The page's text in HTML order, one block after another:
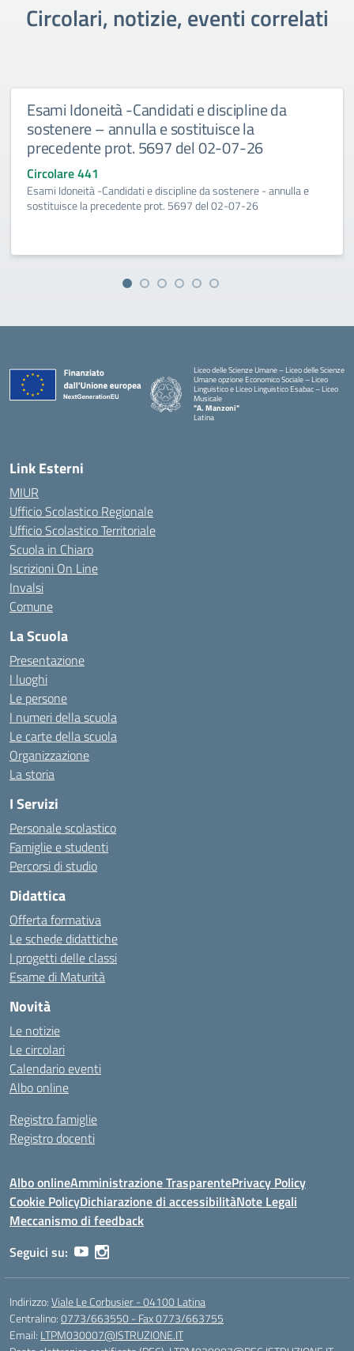
Circolari, notizie, eventi correlati
Esami Idoneità -Candidati e discipline da
sostenere – annulla e sostituisce la
precedente prot. 5697 del 02-07-26
Circolare 441
Esami Idoneità -Candidati e discipline da sostenere - annulla e
sostituisce la precedente prot. 5697 del 02-07-26
Liceo delle Scienze Umane – Liceo delle Scienze
Umane opzione Economico Sociale – Liceo
Linguistico e Liceo Linguistico Esabac – Liceo
Musicale
"A. Manzoni"
Latina
Link Esterni
MIUR
Ufficio Scolastico Regionale
Ufficio Scolastico Territoriale
Scuola in Chiaro
Iscrizioni On Line
Invalsi
Comune
La Scuola
Presentazione
I luoghi
Le persone
I numeri della scuola
Le carte della scuola
Organizzazione
La storia
I Servizi
Personale scolastico
Famiglie e studenti
Percorsi di studio
Didattica
Offerta formativa
Le schede didattiche
I progetti delle classi
Esame di Maturità
Novità
Le notizie
Le circolari
Calendario eventi
Albo online
Registro famiglie
Registro docenti
Albo onlineAmministrazione TrasparentePrivacy Policy
Cookie PolicyDichiarazione di accessibilitàNote Legali
Meccanismo di feedback
Seguici su:
Indirizzo:Viale Le Corbusier - 04100 Latina
Centralino:0773/663550 - Fax 0773/663755
Email: LTPM030007@ISTRUZIONE.IT